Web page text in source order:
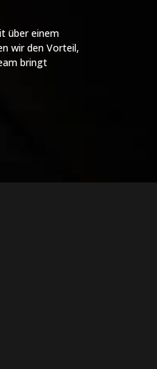
über einem
wir den Vorteil,
bringt